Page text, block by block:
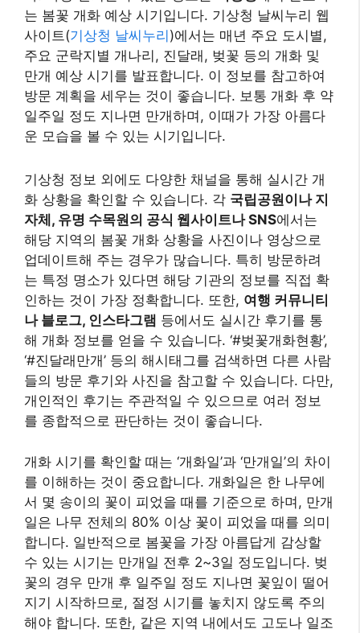
해당 지역의 봄꽃 개화 상황을 사진이나 영상으로
업데이트해 주는 경우가 많습니다. 특히 방문하려
는 특정 명소가 있다면 해당 기관의 정보를 직접 확
인하는 것이 가장 정확합니다. 또한,여행 커뮤니티
나 블로그, 인스타그램등에서도 실시간 후기를 통
해 개화 정보를 얻을 수 있습니다. ‘#벚꽃개화현황’,
‘#진달래만개’ 등의 해시태그를 검색하면 다른 사람
개인적인 후기는 주관적일 수 있으므로 여러 정보
를 종합적으로 판단하는 것이 좋습니다.
개화 시기를 확인할 때는 ‘개화일’과 ‘만개일’의 차이
를 이해하는 것이 중요합니다. 개화일은 한 나무에
서 몇 송이의 꽃이 피었을 때를 기준으로 하며, 만개
일은 나무 전체의 80% 이상 꽃이 피었을 때를 의미
합니다. 일반적으로 봄꽃을 가장 아름답게 감상할
수 있는 시기는 만개일 전후 2~3일 정도입니다. 벚
꽃의 경우 만개 후 일주일 정도 지나면 꽃잎이 떨어
지기 시작하므로, 절정 시기를 놓치지 않도록 주의
해야 합니다. 또한, 같은 지역 내에서도 고도나 일조
량에 따라 개화 시기가 조금씩 차이 날 수 있습니다.
예를 들어, 산 정상 부근의 진달래는 아래쪽보다 늦
의 구체적인 위치와 특성을 고려하여 시기를 조절
하는 것이 성공적인 봄꽃 감상의 비결입니다.
이것만은 챙기자! 나들이 준비물
체크리스트
즐거운 봄꽃 나들이를 위해 미리 챙겨야 할 준비물
들이 있습니다. 어떤 것들을 준비해야 할지 막막하